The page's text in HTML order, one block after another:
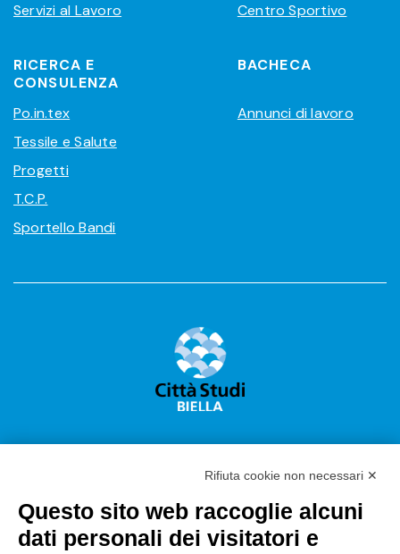
Servizi al Lavoro
Centro Sportivo
RICERCA E
CONSULENZA
Po.in.tex
Tessile e Salute
Progetti
T.C.P.
Sportello Bandi
BACHECA
Annunci di lavoro
Città Studi S.p.A.
Sede Legale Corso G. Pella, 2 – 13900 Biella Italy –
Rifiuta cookie non necessari ✕
Questo sito web raccoglie alcuni
dati personali dei visitatori e